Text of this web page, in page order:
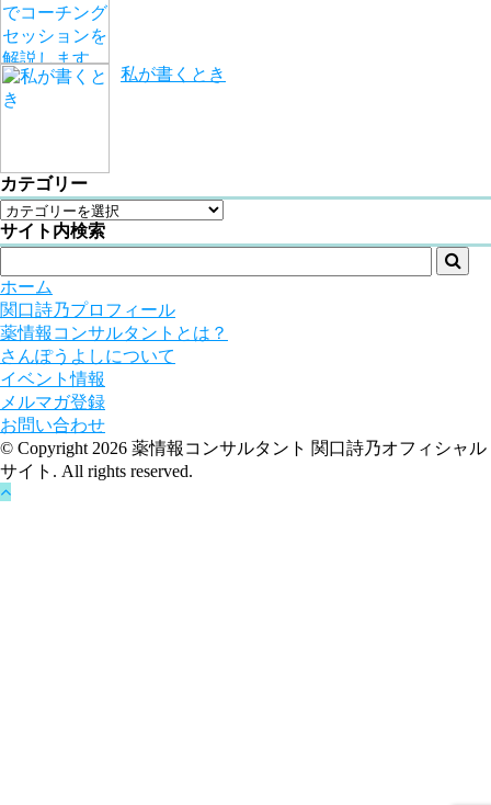
私が書くとき
カテゴリー
サイト内検索

ホーム
関口詩乃プロフィール
薬情報コンサルタントとは？
さんぽうよしについて
イベント情報
メルマガ登録
お問い合わせ
© Copyright 2026 薬情報コンサルタント 関口詩乃オフィシャル
サイト. All rights reserved.